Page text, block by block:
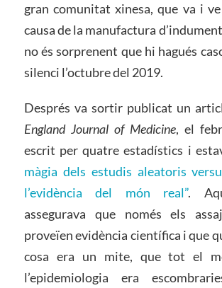
gran comunitat xinesa, que va i
causa de la manufactura
no és sorprenent que hi hagués
silenci l’octubre del 2019.
Després va sortir publicat un
England Journal of Medicine, el
escrit per quatre estadístics i
màgia dels estudis aleatoris
l’evidència del món real”.
assegurava que només els
proveïen evidència científica i que
cosa era un mite, que tot el
l’epidemiologia era